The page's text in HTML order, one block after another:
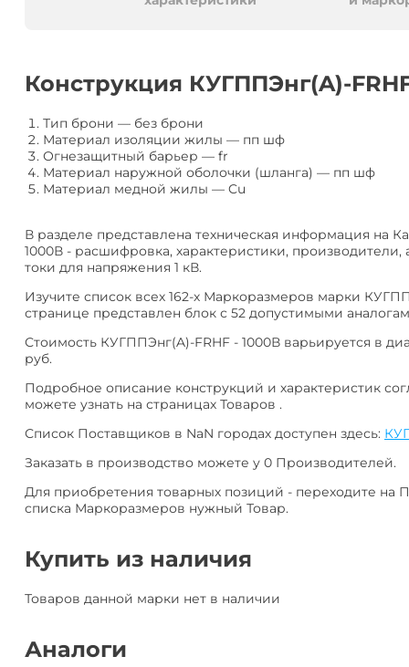
тендер
Конструкция КУГППЭнг(A)-
Тип брони — без брони
Материал изоляции жилы — пп шф
Огнезащитный барьер — fr
Материал наружной оболочки (шланга) — пп шф
Материал медной жилы — Cu
В разделе представлена техническая информация на
1000В - расшифровка, характеристики, производители,
токи для напряжения 1 кВ.
Изучите список всех 162-х Маркоразмеров марки
странице представлен блок с 52 допустимыми
Стоимость КУГППЭнг(A)-FRHF - 1000В варьируется в
руб.
Подробное описание конструкций и характеристик
можете узнать на страницах Товаров .
Список Поставщиков в NaN городах доступен здесь:
Заказать в производство можете у 0 Производителей.
Для приобретения товарных позиций - переходите на
списка Маркоразмеров нужный Товар.
Купить из наличия
Товаров данной марки нет в наличии
Аналоги